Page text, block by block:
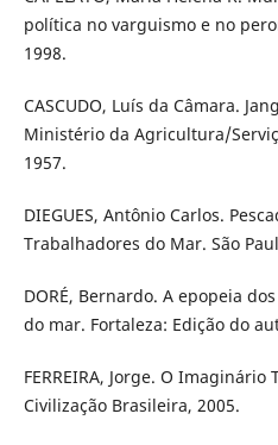
política no varguismo e no
1998.
CASCUDO, Luís da Câmara.
Ministério da Agricultura/
1957.
DIEGUES, Antônio Carlos.
Trabalhadores do Mar. São
DORÉ, Bernardo. A epopeia
do mar. Fortaleza: Edição do
FERREIRA, Jorge. O
Civilização Brasileira, 2005.